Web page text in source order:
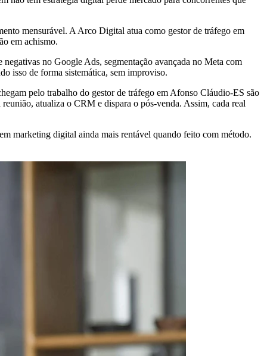
mensurável. A Arco Digital atua como gestor de tráfego em
em achismo.
no Google Ads, segmentação avançada no Meta com
isso de forma sistemática, sem improviso.
pelo trabalho do gestor de tráfego em Afonso Cláudio-ES são
atualiza o CRM e dispara o pós-venda. Assim, cada real
marketing digital ainda mais rentável quando feito com método.